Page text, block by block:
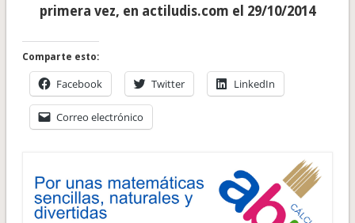
primera vez, en actiludis.com el 29/10/2014
Comparte esto:
Facebook Twitter LinkedIn
Correo electrónico